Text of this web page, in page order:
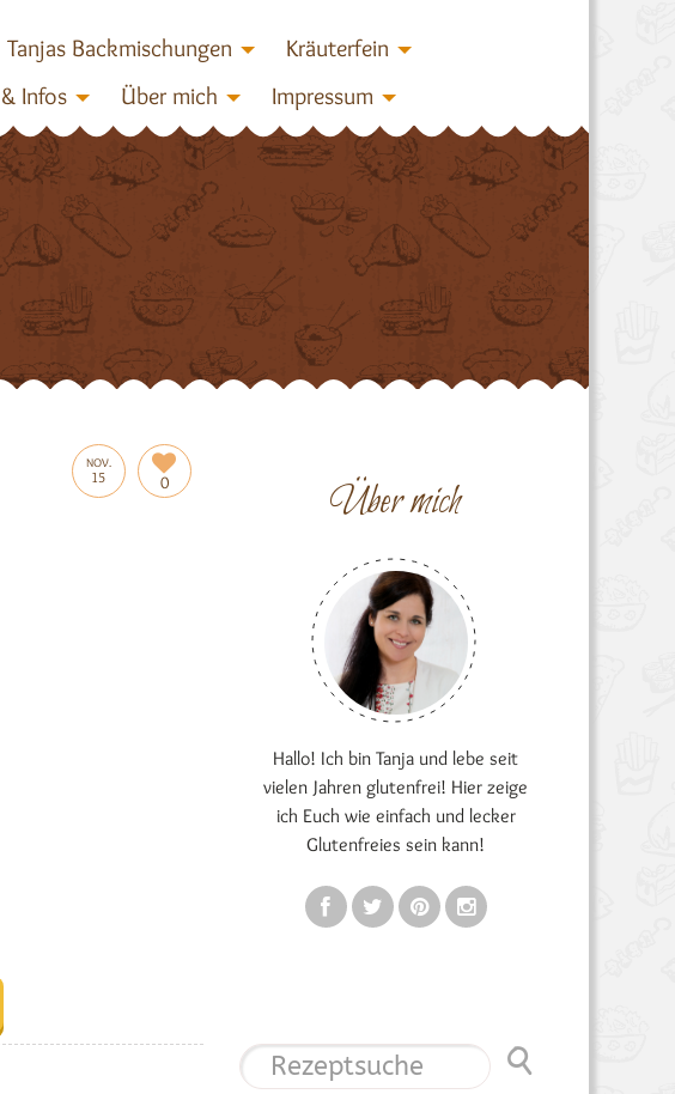
Tanjas Backmischungen
Kräuterfein
Infos Über mich Impressum
NOV.
15 0 Über mich
Hallo! Ich bin Tanja und lebe seit
vielen Jahren glutenfrei! Hier zeige
ich Euch wie einfach und lecker
Glutenfreies sein kann!